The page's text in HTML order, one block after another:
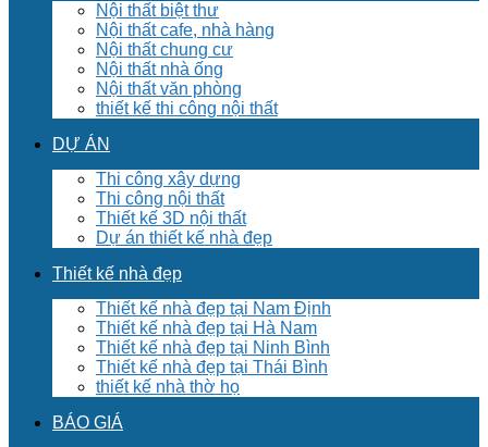
Nội thất biệt thư
Nội thất cafe, nhà hàng
Nội thất chung cư
Nội thất nhà ống
Nội thất văn phòng
thiết kế thi công nội thất
DỰ ÁN
Thi công xây dựng
Thi công nội thất
Thiết kế 3D nội thất
Dự án thiết kế nhà đẹp
Thiết kế nhà đẹp
Thiết kế nhà đẹp tại Nam Định
Thiết kế nhà đẹp tại Hà Nam
Thiết kế nhà đẹp tại Ninh Bình
Thiết kế nhà đẹp tại Thái Bình
thiết kế nhà thờ họ
BÁO GIÁ